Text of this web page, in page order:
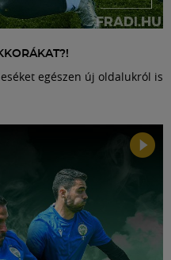
egészen új oldalukról is